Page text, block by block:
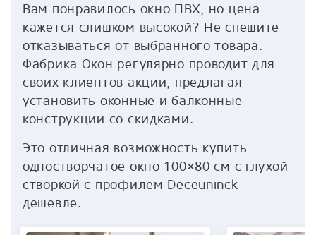
Вам понравилось окно ПВХ, но цена
кажется слишком высокой? Не спешите
отказываться от выбранного товара.
Фабрика Окон регулярно проводит для
своих клиентов акции, предлагая
установить оконные и балконные
конструкции со скидками.
Это отличная возможность купить
одностворчатое окно 100×80 см с глухой
створкой с профилем Deceuninck
дешевле.